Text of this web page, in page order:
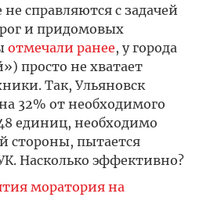
справляются с задачей
и придомовых
отмечали ранее, у города
просто не хватает
Так, Ульяновск
32% от необходимого
единиц, необходимо
стороны, пытается
Насколько эффективно?
моратория на